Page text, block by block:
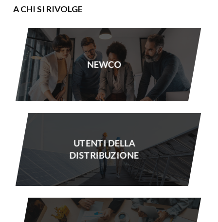
A CHI SI RIVOLGE
NEWCO
UTENTI DELLA
DISTRIBUZIONE